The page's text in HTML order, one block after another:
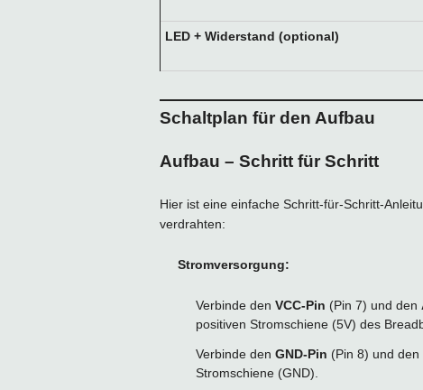
LED + Widerstand (optional)
Schaltplan für den Aufbau
Aufbau – Schritt für Schritt
Hier ist eine einfache Schritt-für-Schritt-
verdrahten:
Stromversorgung:
Verbinde den VCC-Pin (Pin 7) und den
positiven Stromschiene (5V) des
Verbinde den GND-Pin (Pin 8) und den
Stromschiene (GND).